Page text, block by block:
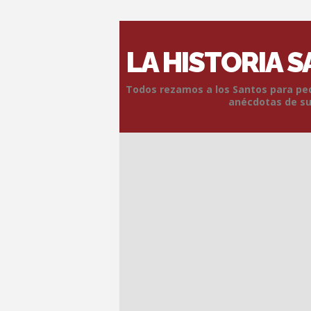
LA HISTORIA
Todos rezamos a los Santos para
anécdotas de